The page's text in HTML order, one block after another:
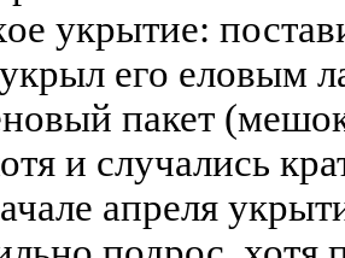
укрытие:
его еловым
пакет
и случались
апреля